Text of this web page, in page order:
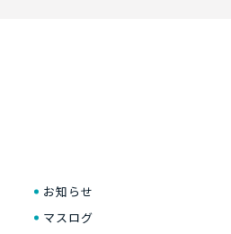
お知らせ
マスログ